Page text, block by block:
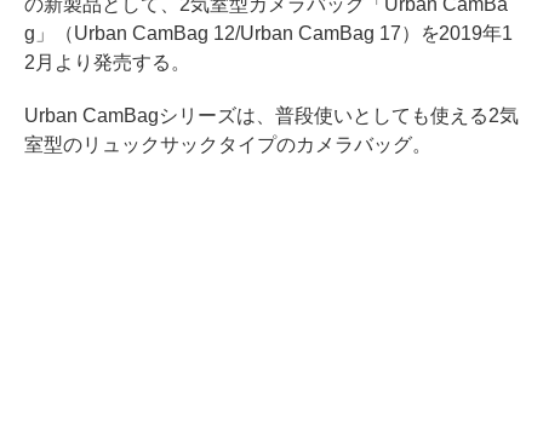
g」（Urban CamBag 12/Urban CamBag 17）を2019年1
2月より発売する。
Urban CamBagシリーズは、普段使いとしても使える2気
室型のリュックサックタイプのカメラバッグ。